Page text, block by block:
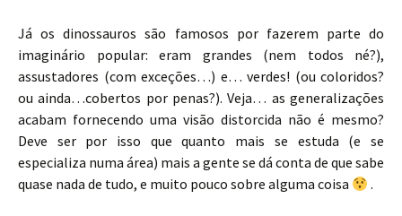
Já os dinossauros são famosos por fazerem parte do
imaginário popular: eram grandes (nem todos né?),
assustadores (com exceções…) e… verdes! (ou coloridos?
ou ainda…cobertos por penas?). Veja… as generalizações
acabam fornecendo uma visão distorcida não é mesmo?
Deve ser por isso que quanto mais se estuda (e se
especializa numa área) mais a gente se dá conta de que sabe
quase nada de tudo, e muito pouco sobre alguma coisa
.